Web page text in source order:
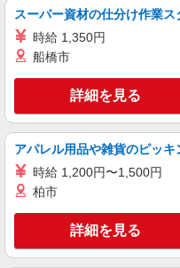
キープ
派遣社員
株式会社kotrio /●SW-H2-
高収入を
1.2万〜可
時給
通費全支給
株式会社kotrio /●SW-S-
スーパー資材の仕分け作業ス
時給 1,350円
船橋市
詳細を見る
アパレル用品や雑貨のピッキ
時給 1,200円〜1,500円
柏市
詳細を見る